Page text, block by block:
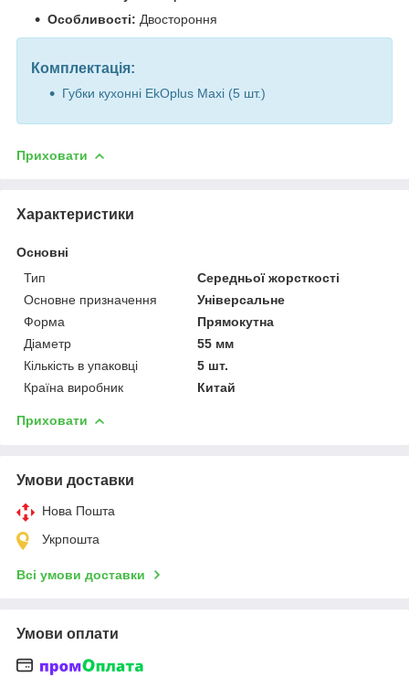
Особливості: Двостороння
Комплектація:
Губки кухонні EkOplus Maxi (5 шт.)
Приховати
Характеристики
Основні
Тип
Середньої жорсткості
Основне призначення
Універсальне
Форма
Прямокутна
Діаметр
55 мм
Кількість в упаковці
5 шт.
Країна виробник
Китай
Приховати
Умови доставки
Нова Пошта
Укрпошта
Всі умови доставки
Умови оплати